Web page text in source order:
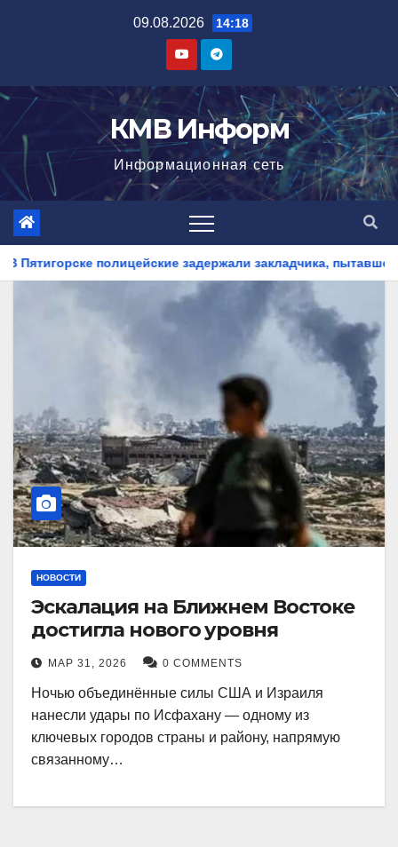
09.08.2026 14:18
КМВ Информ
Информационная сеть
закладчика, пытавшегося сбыть партию
НОВОСТИ
Эскалация на Ближнем Востоке
достигла нового уровня
МАР 31, 2026 0 COMMENTS
Ночью объединённые силы США и Израиля
нанесли удары по Исфахану — одному из
ключевых городов страны и району, напрямую
связанному…